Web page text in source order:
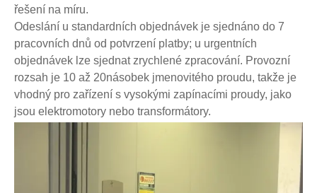
řešení na míru.
Odeslání u standardních objednávek je sjednáno do 7
pracovních dnů od potvrzení platby; u urgentních
objednávek lze sjednat zrychlené zpracování. Provozní
rozsah je 10 až 20násobek jmenovitého proudu, takže je
vhodný pro zařízení s vysokými zapínacími proudy, jako
jsou elektromotory nebo transformátory.